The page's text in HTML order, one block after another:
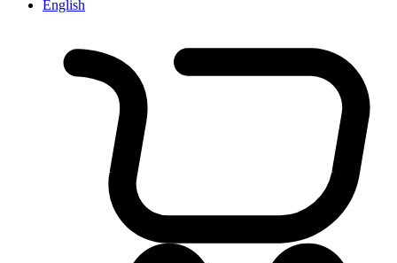
English